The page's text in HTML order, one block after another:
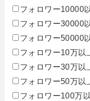
フォロワー10000
フォロワー30000
フォロワー50000
フォロワー10万以
フォロワー30万以
フォロワー50万以
フォロワー100万